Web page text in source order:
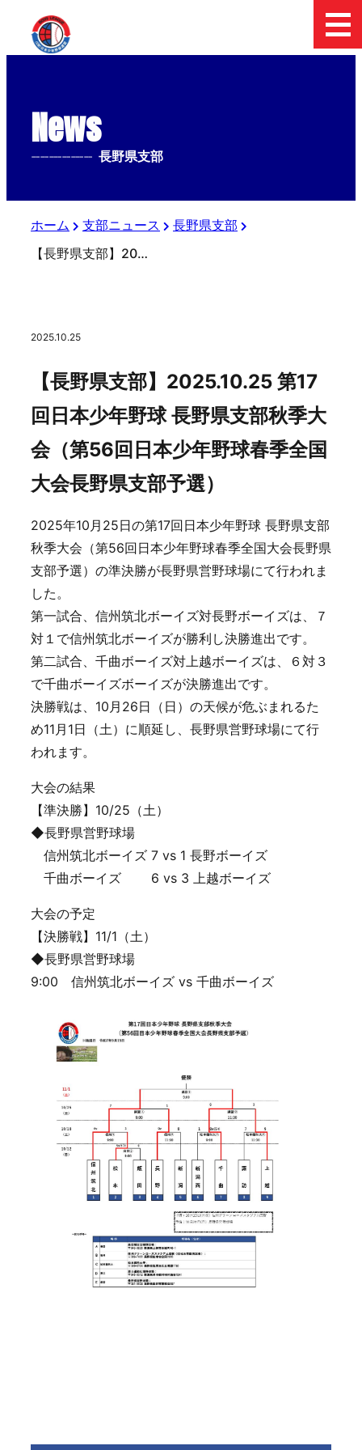
News
-------------- 長野県支部
ホーム 支部ニュース
長野県支部
【長野県支部】2025.10.25 第17回日本少年野球 長野県支部秋季大会（第56回日本少年野球春季全国大会長野県支部予選）
2025.10.25
【長野県支部】2025.10.25 第17
回日本少年野球 長野県支部秋季大
会（第56回日本少年野球春季全国
大会長野県支部予選）
2025年10月25日の第17回日本少年野球 長野県支部
秋季大会（第56回日本少年野球春季全国大会長野県
支部予選）の準決勝が長野県営野球場にて行われま
した。
第一試合、信州筑北ボーイズ対長野ボーイズは、７
対１で信州筑北ボーイズが勝利し決勝進出です。
第二試合、千曲ボーイズ対上越ボーイズは、６対３
で千曲ボーイズボーイズが決勝進出です。
決勝戦は、10月26日（日）の天候が危ぶまれるた
め11月1日（土）に順延し、長野県営野球場にて行
われます。
大会の結果
【準決勝】10/25（土）
◆長野県営野球場
信州筑北ボーイズ 7 vs 1 長野ボーイズ
千曲ボーイズ 6 vs 3 上越ボーイズ
大会の予定
【決勝戦】11/1（土）
◆長野県営野球場
9:00 信州筑北ボーイズ vs 千曲ボーイズ